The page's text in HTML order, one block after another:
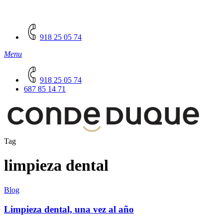
918 25 05 74
Menu
918 25 05 74
687 85 14 71
Tag
limpieza dental
Blog
Limpieza dental, una vez al año